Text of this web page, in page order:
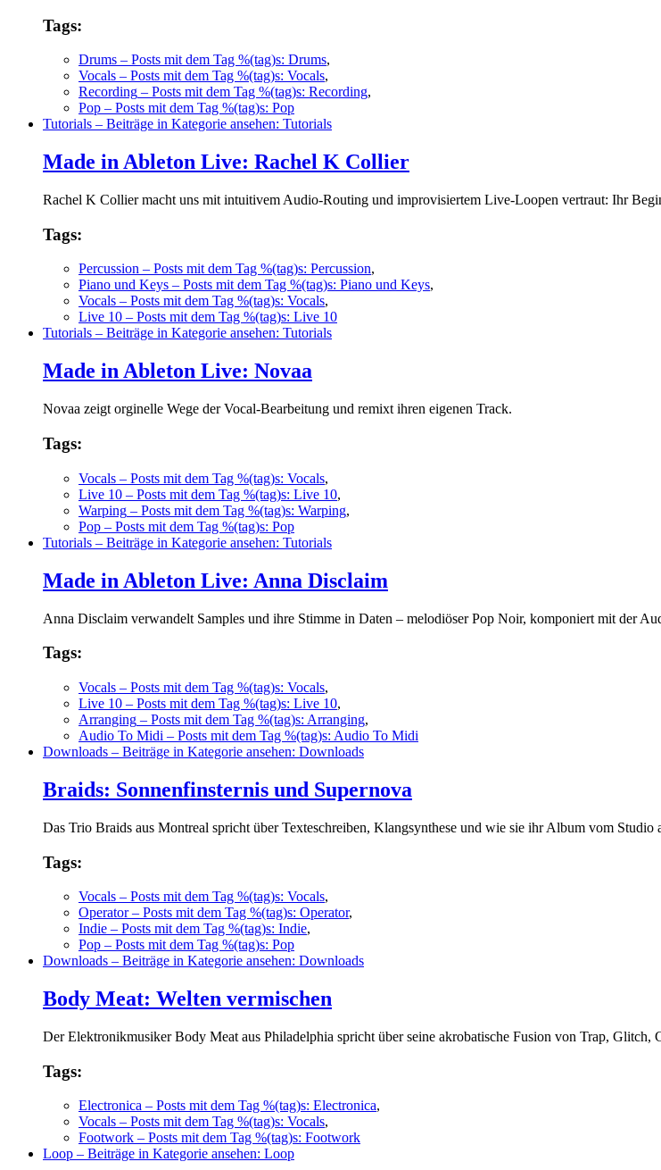
Tags:
Drums – Posts mit dem Tag %(tag)s: Drums,
Vocals – Posts mit dem Tag %(tag)s: Vocals,
Recording – Posts mit dem Tag %(tag)s: Recording,
Pop – Posts mit dem Tag %(tag)s: Pop
Tutorials – Beiträge in Kategorie ansehen: Tutorials
Made in Ableton Live: Rachel K Collier
Rachel K Collier macht uns mit intuitivem Audio-Routing und improvisiertem Live-Loopen vertraut: Ihr
Tags:
Percussion – Posts mit dem Tag %(tag)s: Percussion,
Piano und Keys – Posts mit dem Tag %(tag)s: Piano und Keys,
Vocals – Posts mit dem Tag %(tag)s: Vocals,
Live 10 – Posts mit dem Tag %(tag)s: Live 10
Tutorials – Beiträge in Kategorie ansehen: Tutorials
Made in Ableton Live: Novaa
Novaa zeigt orginelle Wege der Vocal-Bearbeitung und remixt ihren eigenen Track.
Tags:
Vocals – Posts mit dem Tag %(tag)s: Vocals,
Live 10 – Posts mit dem Tag %(tag)s: Live 10,
Warping – Posts mit dem Tag %(tag)s: Warping,
Pop – Posts mit dem Tag %(tag)s: Pop
Tutorials – Beiträge in Kategorie ansehen: Tutorials
Made in Ableton Live: Anna Disclaim
Anna Disclaim verwandelt Samples und ihre Stimme in Daten – melodiöser Pop Noir, komponiert mit der
Tags:
Vocals – Posts mit dem Tag %(tag)s: Vocals,
Live 10 – Posts mit dem Tag %(tag)s: Live 10,
Arranging – Posts mit dem Tag %(tag)s: Arranging,
Audio To Midi – Posts mit dem Tag %(tag)s: Audio To Midi
Downloads – Beiträge in Kategorie ansehen: Downloads
Braids: Sonnenfinsternis und Supernova
Das Trio Braids aus Montreal spricht über Texteschreiben, Klangsynthese und wie sie ihr Album vom Studio
Tags:
Vocals – Posts mit dem Tag %(tag)s: Vocals,
Operator– Posts mit dem Tag %(tag)s: Operator,
Indie – Posts mit dem Tag %(tag)s: Indie,
Pop – Posts mit dem Tag %(tag)s: Pop
Downloads – Beiträge in Kategorie ansehen: Downloads
Body Meat: Welten vermischen
Der Elektronikmusiker Body Meat aus Philadelphia spricht über seine akrobatische Fusion von Trap,
Tags:
Electronica – Posts mit dem Tag %(tag)s: Electronica,
Vocals – Posts mit dem Tag %(tag)s: Vocals,
Footwork – Posts mit dem Tag %(tag)s: Footwork
Loop – Beiträge in Kategorie ansehen: Loop